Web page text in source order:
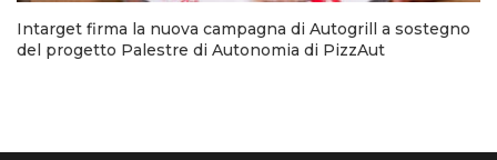
Intarget firma la nuova campagna di Autogrill a sostegno
del progetto Palestre di Autonomia di PizzAut